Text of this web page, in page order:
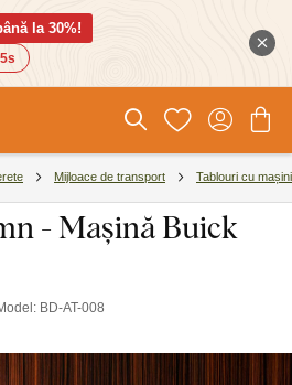
la 30%!
Mijloace de transport Tablouri cu mașini
- Mașină Buick
BD-AT-008